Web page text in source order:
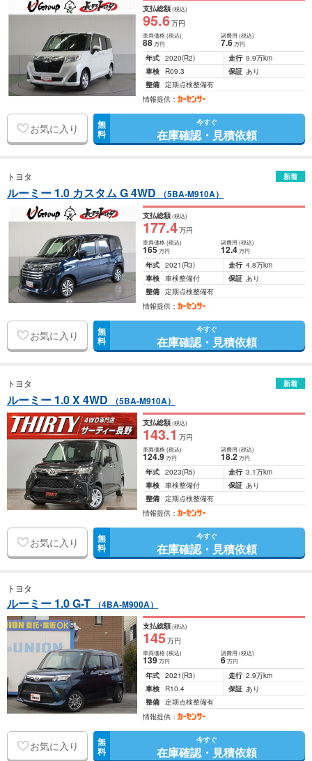
支払総額(税込)
95.6万円
車両価格(税込)
88万円
諸費用 (税込)
7.6 万円
年式 2020(R2) 走行 9.9万km
車検
R09.3 保証 あり
整備 定期点検整備有
情報提供：
お気に入り 無
料
今すぐ
在庫確認・見積依頼
トヨタ 新着
ルーミー 1.0 カスタム G 4WD （5BA-M910A）
支払総額(税込)
177.4万円
車両価格(税込)
165万円
諸費用 (税込)
12.4 万円
年式 2021(R3) 走行 4.8万km
車検 車検整備付 保証 あり
整備 定期点検整備有
情報提供：
お気に入り 無
料
今すぐ
在庫確認・見積依頼
トヨタ 新着
ルーミー 1.0 X 4WD （5BA-M910A）
支払総額(税込)
143.1 万円
車両価格(税込)
124.9万円
諸費用 (税込)
18.2 万円
年式 2023(R5) 走行 3.1万km
車検 車検整備付 保証 あり
整備 定期点検整備有
情報提供：
お気に入り 無
料
今すぐ
在庫確認・見積依頼
トヨタ
ルーミー 1.0 G-T （4BA-M900A）
支払総額(税込)
145万円
車両価格(税込)
139万円
諸費用 (税込)
6 万円
年式 2021(R3) 走行 2.9万km
車検
R10.4 保証 あり
整備 定期点検整備有
情報提供：
お気に入り 無
料
今すぐ
在庫確認・見積依頼